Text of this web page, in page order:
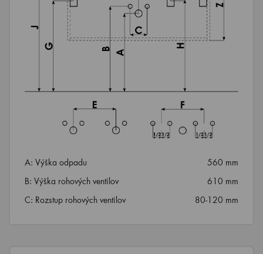
A: Výška odpadu
560 mm
B: Výška rohových ventilov
610 mm
C: Rozstup rohových ventilov
80-120 mm